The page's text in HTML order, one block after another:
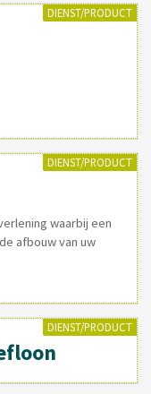
DIENST/PRODUCT
DIENST/PRODUCT
waarbij een
afbouw van uw
DIENST/PRODUCT